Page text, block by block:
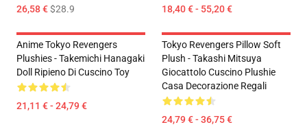
26,58 €$28.9 18,40 € - 55,20 €
Anime Tokyo Revengers
Plushies - Takemichi Hanagaki
Doll Ripieno Di Cuscino Toy
21,11 € - 24,79 €
Tokyo Revengers Pillow Soft
Plush - Takashi Mitsuya
Giocattolo Cuscino Plushie
Casa Decorazione Regali
24,79 € - 36,75 €